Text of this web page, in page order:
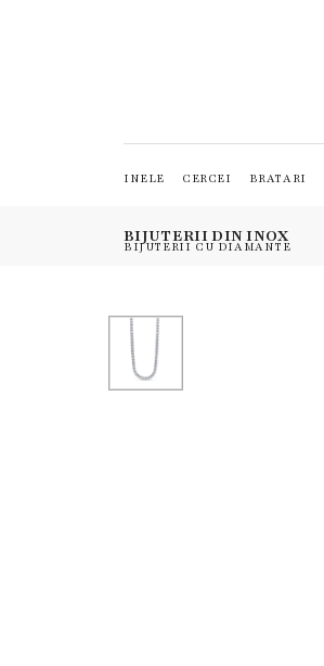
INELE CERCEI BRATARI
BIJUTERII CU DIAMANTE
BIJUTERII DIN INOX